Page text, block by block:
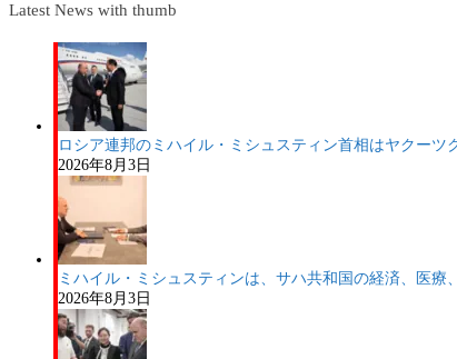
Latest News with thumb
ロシア連邦のミハイル・ミシュスティン首相はヤクーツ
2026年8月3日
ミハイル・ミシュスティンは、サハ共和国の経済、医
2026年8月3日